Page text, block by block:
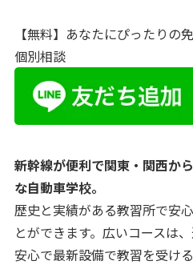
【無料】あなたにぴったりの
個別相談
新幹線が便利で関東・関西か
な自動車学校。
歴史と実績がある教習所で安
とができます。広いコースは
安心で最新設備で教習を受け